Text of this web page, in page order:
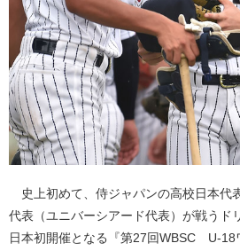
史上初めて、侍ジャパンの高校日本代
代表（ユニバーシアード代表）が戦うド
日本初開催となる『第27回WBSC U-18